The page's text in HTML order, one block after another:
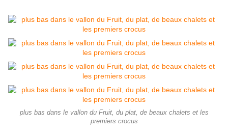
plus bas dans le vallon du Fruit, du plat, de beaux chalets et les
premiers crocus